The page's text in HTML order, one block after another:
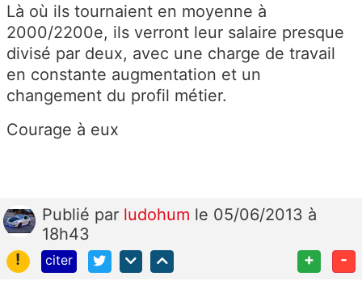
Là où ils tournaient en moyenne à
2000/2200e, ils verront leur salaire presque
divisé par deux, avec une charge de travail
en constante augmentation et un
changement du profil métier.
Courage à eux
Publié par ludohum le 05/06/2013 à
18h43
!
citer + -